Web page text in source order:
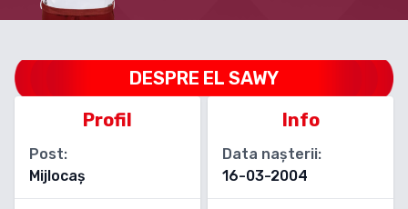
DESPRE EL SAWY
Profil
Post:
Mijlocaș
Info
Data nașterii:
16-03-2004